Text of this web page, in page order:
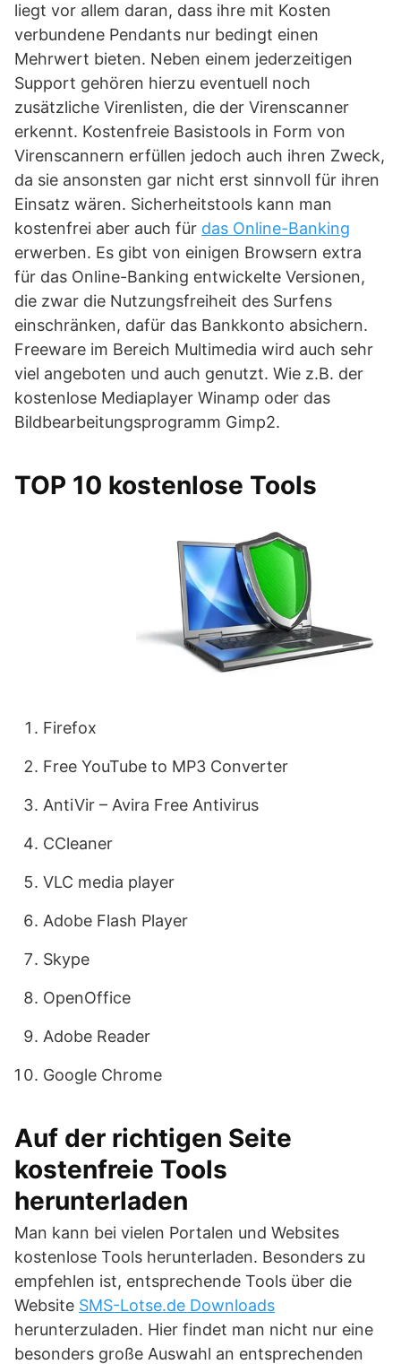
liegt vor allem daran, dass ihre mit Kosten
verbundene Pendants nur bedingt einen
Mehrwert bieten. Neben einem jederzeitigen
Support gehören hierzu eventuell noch
zusätzliche Virenlisten, die der Virenscanner
erkennt. Kostenfreie Basistools in Form von
Virenscannern erfüllen jedoch auch ihren Zweck,
da sie ansonsten gar nicht erst sinnvoll für ihren
Einsatz wären. Sicherheitstools kann man
kostenfrei aber auch für das Online-Banking
erwerben. Es gibt von einigen Browsern extra
für das Online-Banking entwickelte Versionen,
die zwar die Nutzungsfreiheit des Surfens
einschränken, dafür das Bankkonto absichern.
Freeware im Bereich Multimedia wird auch sehr
viel angeboten und auch genutzt. Wie z.B. der
kostenlose Mediaplayer Winamp oder das
Bildbearbeitungsprogramm Gimp2.
TOP 10 kostenlose Tools
Firefox
Free YouTube to MP3 Converter
AntiVir – Avira Free Antivirus
CCleaner
VLC media player
Adobe Flash Player
Skype
OpenOffice
Adobe Reader
Google Chrome
Auf der richtigen Seite
kostenfreie Tools
herunterladen
Man kann bei vielen Portalen und Websites
kostenlose Tools herunterladen. Besonders zu
empfehlen ist, entsprechende Tools über die
Website SMS-Lotse.de Downloads
herunterzuladen. Hier findet man nicht nur eine
besonders große Auswahl an entsprechenden